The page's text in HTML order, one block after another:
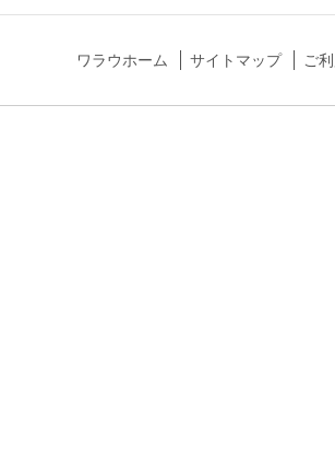
ワラウホーム サイトマップ ご